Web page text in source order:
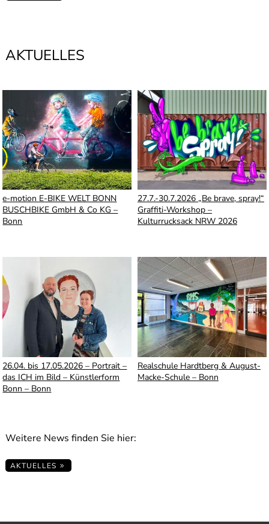
AKTUELLES
e-motion E-BIKE WELT BONN
BUSCHBIKE GmbH & Co KG –
Bonn
27.7.-30.7.2026 „Be brave, spray!“
Graffiti-Workshop –
Kulturrucksack NRW 2026
26.04. bis 17.05.2026 – Portrait –
das ICH im Bild – Künstlerform
Bonn – Bonn
Realschule Hardtberg & August-
Macke-Schule – Bonn
Weitere News finden Sie hier:
AKTUELLES